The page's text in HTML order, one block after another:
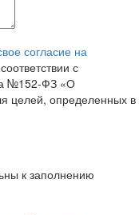
согласие на
с
№152-ФЗ «О
целей, определенных в
к заполнению